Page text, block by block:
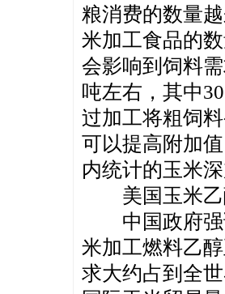
粮消费的数量
米加工食品的
会影响到饲料
吨左右，其中
过加工将粗饲
可以提高附加
内统计的玉米
美国玉米乙
中国政府强
米加工燃料乙
求大约占到全